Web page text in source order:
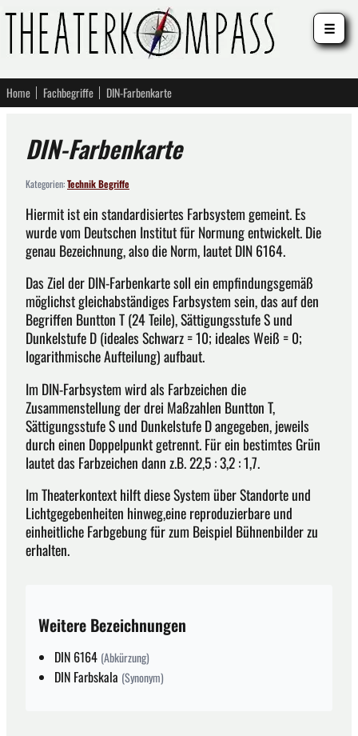
Home Fachbegriffe DIN-Farbenkarte
DIN-Farbenkarte
Kategorien:Technik Begriffe
Hiermit ist ein standardisiertes Farbsystem gemeint. Es
wurde vom Deutschen Institut für Normung entwickelt. Die
genau Bezeichnung, also die Norm, lautet DIN 6164.
Das Ziel der DIN-Farbenkarte soll ein empfindungsgemäß
möglichst gleichabständiges Farbsystem sein, das auf den
Begriffen Buntton T (24 Teile), Sättigungsstufe S und
Dunkelstufe D (ideales Schwarz = 10; ideales Weiß = 0;
logarithmische Aufteilung) aufbaut.
Im DIN-Farbsystem wird als Farbzeichen die
Zusammenstellung der drei Maßzahlen Buntton T,
Sättigungsstufe S und Dunkelstufe D angegeben, jeweils
durch einen Doppelpunkt getrennt. Für ein bestimtes Grün
lautet das Farbzeichen dann z.B. 22,5 : 3,2 : 1,7.
Im Theaterkontext hilft diese System über Standorte und
Lichtgegebenheiten hinweg,eine reproduzierbare und
einheitliche Farbgebung für zum Beispiel Bühnenbilder zu
erhalten.
Weitere Bezeichnungen
DIN 6164 (Abkürzung)
DIN Farbskala (Synonym)
☰